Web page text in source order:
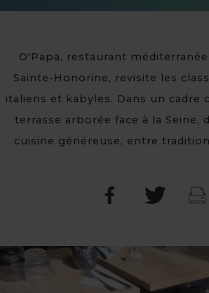
O'Papa, restaurant
Sainte-Honorine, revisite les
italiens et kabyles. Dans un cadre
terrasse arborée face à la Seine,
cuisine généreuse, entre